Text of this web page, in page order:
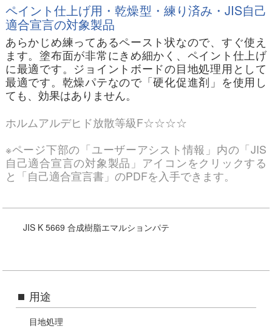
ペイント仕上げ用・乾燥型・練り済み・JIS自己
適合宣言の対象製品
あらかじめ練ってあるペースト状なので、すぐ使え
ます。塗布面が非常にきめ細かく、ペイント仕上げ
に最適です。ジョイントボードの目地処理用として
最適です。乾燥パテなので「硬化促進剤」を使用し
ても、効果はありません。
ホルムアルデヒド放散等級F☆☆☆☆
※ページ下部の「ユーザーアシスト情報」内の「JIS
自己適合宣言の対象製品」アイコンをクリックする
と「自己適合宣言書」のPDFを入手できます。
JIS K 5669 合成樹脂エマルションパテ
用途
目地処理